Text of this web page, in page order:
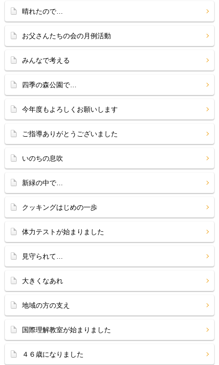
晴れたので…
お父さんたちの会の月例活動
みんなで考える
四季の森公園で…
今年度もよろしくお願いします
ご指導ありがとうございました
いのちの息吹
新緑の中で…
クッキングはじめの一歩
体力テストが始まりました
見守られて…
大きくなあれ
地域の方の支え
国際理解教室が始まりました
４６歳になりました